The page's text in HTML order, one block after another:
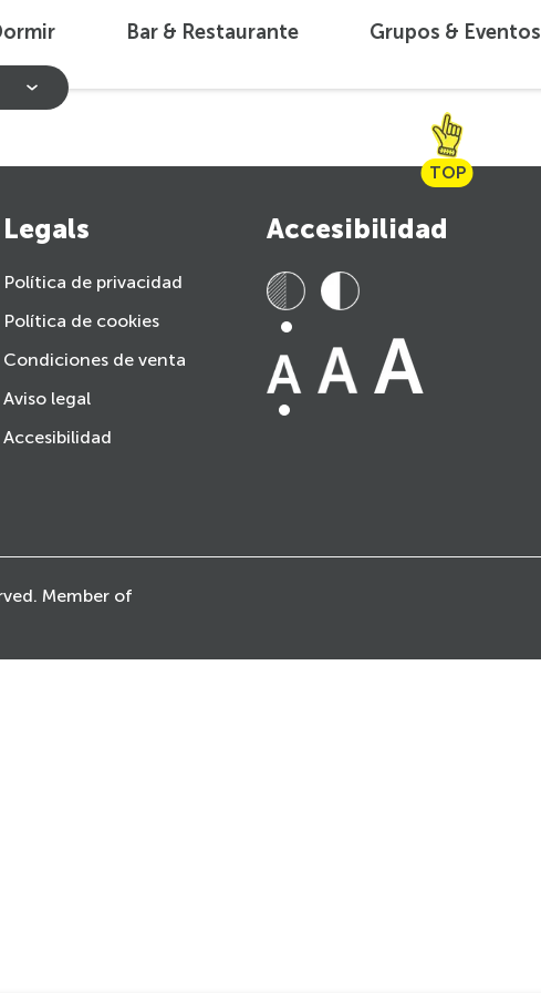
Bar & Restaurante Grupos & Eventos
TOP
Legals
Política de privacidad
Política de cookies
Condiciones de venta
Aviso legal
Accesibilidad
Accesibilidad
Member of